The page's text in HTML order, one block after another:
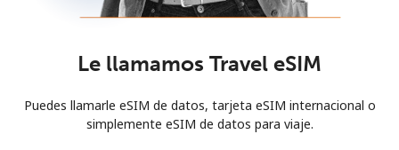
Le llamamos Travel eSIM
Puedes llamarle eSIM de datos, tarjeta eSIM internacional o
simplemente eSIM de datos para viaje.